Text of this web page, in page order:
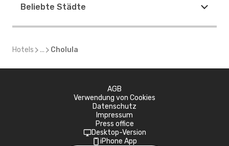
Beliebte Städte
Hotels ... Cholula
AGB
Verwendung von Cookies
Datenschutz
Impressum
Press office
Desktop-Version
iPhone App